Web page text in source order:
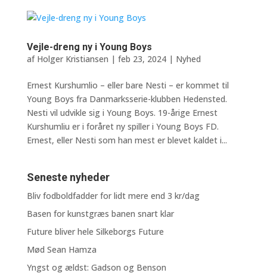
Vejle-dreng ny i Young Boys
af Holger Kristiansen | feb 23, 2024| Nyhed
Ernest Kurshumlio – eller bare Nesti – er kommet til
Young Boys fra Danmarksserie-klubben Hedensted.
Nesti vil udvikle sig i Young Boys. 19-årige Ernest
Kurshumliu er i foråret ny spiller i Young Boys FD.
Ernest, eller Nesti som han mest er blevet kaldet i...
Seneste nyheder
Bliv fodboldfadder for lidt mere end 3 kr/dag
Basen for kunstgræs banen snart klar
Future bliver hele Silkeborgs Future
Mød Sean Hamza
Yngst og ældst: Gadson og Benson